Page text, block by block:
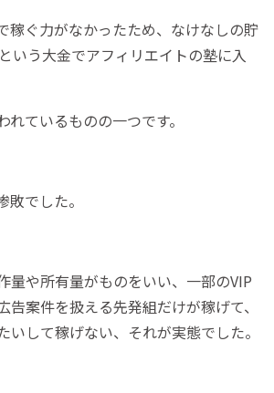
稼ぐ力がなかったため、なけなしの貯
いう大金でアフィリエイトの塾に入
ているものの一つです。
でした。
量や所有量がものをいい、一部のVIP
告案件を扱える先発組だけが稼げて、
いして稼げない、それが実態でした。